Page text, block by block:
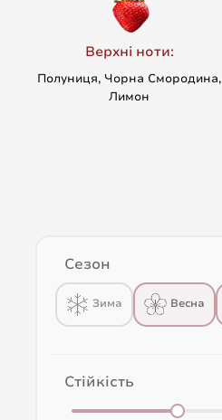
Верхні ноти:
Полуниця, Чорна Смородина,
Лимон
Сезон
Зима Весна
Стійкість